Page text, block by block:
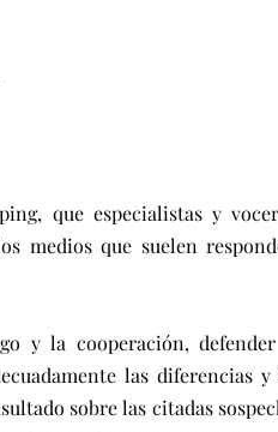
que especialistas y
medios que suelen
y la cooperación,
las diferencias y
sobre las citadas